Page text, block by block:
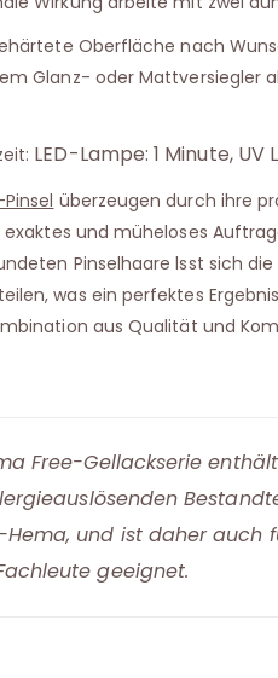
Oberfläche nach
Glanz- oder Mattversiegler
LED-Lampe: 1 Minute,
überzeugen durch ihre
exaktes und müheloses
Pinselhaare lsst sich
was ein perfektes
aus Qualität und
Free-Gellackserie enthält
Hema, und ist daher auch
geeignet.